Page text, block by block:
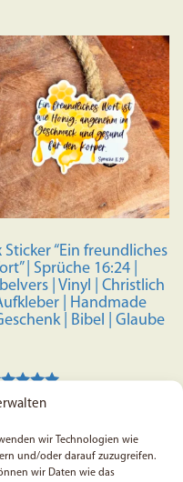
wir Technologien wie
und/oder darauf zuzugreifen.
wir Daten wie das
Sticker “Ein freundliches
| Sprüche 16:24 |
| Vinyl | Christlich
| Handmade
| Bibel | Glaube
mit
€
den Warenkorb